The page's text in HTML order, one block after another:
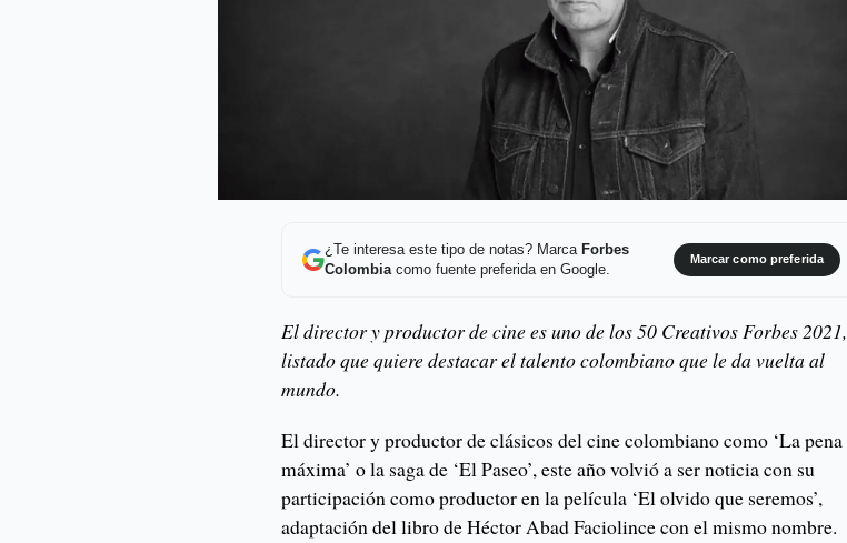
¿Te interesa este tipo de notas? Marca Forbes
Colombiacomo fuente preferida en Google.
Marcar como preferida
El director y productor de cine es uno de los 50 Creativos Forbes 2021,
listado que quiere destacar el talento colombiano que le da vuelta al
mundo.
El director y productor de clásicos del cine colombiano como ‘La pena
máxima’ o la saga de ‘El Paseo’, este año volvió a ser noticia con su
participación como productor en la película ‘El olvido que seremos’,
adaptación del libro de Héctor Abad Faciolince con el mismo nombre.